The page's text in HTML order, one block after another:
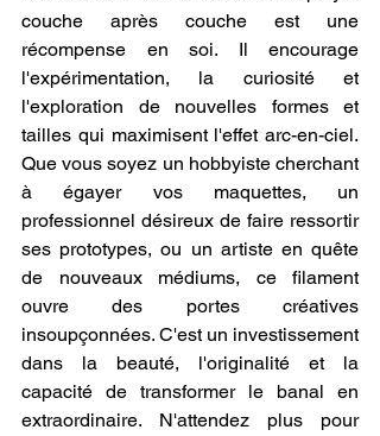
couche après couche est une
récompense en soi. Il encourage
l'expérimentation, la curiosité et
l'exploration de nouvelles formes et
tailles qui maximisent l'effet arc-en-ciel.
Que vous soyez un hobbyiste cherchant
à égayer vos maquettes, un
professionnel désireux de faire ressortir
ses prototypes, ou un artiste en quête
de nouveaux médiums, ce filament
ouvre des portes créatives
insoupçonnées. C'est un investissement
dans la beauté, l'originalité et la
capacité de transformer le banal en
extraordinaire. N'attendez plus pour